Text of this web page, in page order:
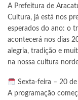
A Prefeitura de
Cultura, já está nos
esperados do ano: o
acontecerá nos dias
alegria, tradição e
na nossa cultura
Sexta-feira – 20
A programação